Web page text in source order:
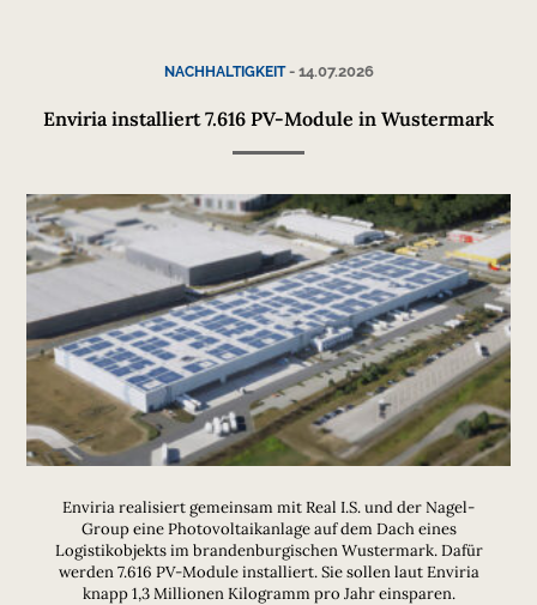
NACHHALTIGKEIT- 14.07.2026
Enviria installiert 7.616 PV-Module in Wustermark
Enviria realisiert gemeinsam mit Real I.S. und der Nagel-
Group eine Photovoltaikanlage auf dem Dach eines
Logistikobjekts im brandenburgischen Wustermark. Dafür
werden 7.616 PV-Module installiert. Sie sollen laut Enviria
knapp 1,3 Millionen Kilogramm pro Jahr einsparen.